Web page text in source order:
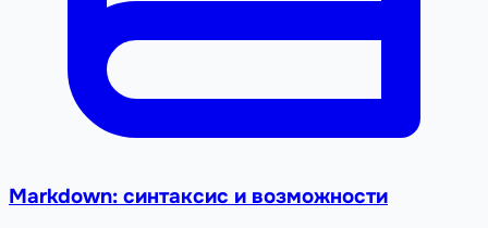
Markdown: синтаксис и возможности